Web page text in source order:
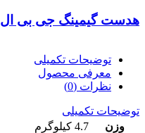
هدست گیمینگ جی بی ال Quantum 200
توضیحات تکمیلی
معرفی محصول
نظرات (0)
توضیحات تکمیلی
وزن
4.7 کیلوگرم